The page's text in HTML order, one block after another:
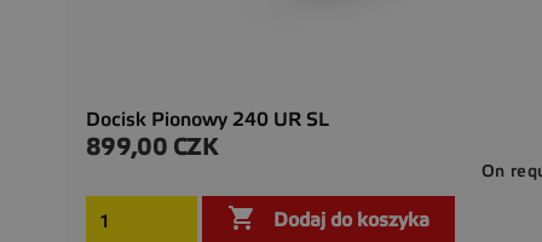
Docisk Pionowy 240 UR SL
Cena
899,00 CZK
On
 Dodaj do koszyka